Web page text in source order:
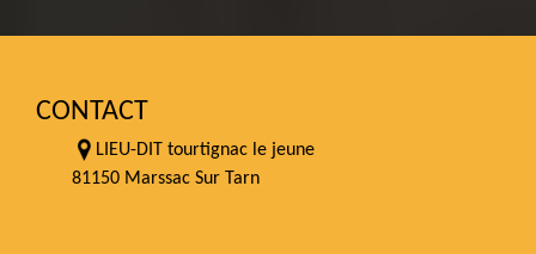
CONTACT
LIEU-DIT tourtignac le jeune
81150 Marssac Sur Tarn